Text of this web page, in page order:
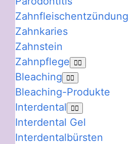
Zahnfleischentzündung
Zahnkaries
Zahnstein
Zahnpflege
Bleaching
Bleaching-Produkte
Interdental
Interdental Gel
Interdentalbürsten